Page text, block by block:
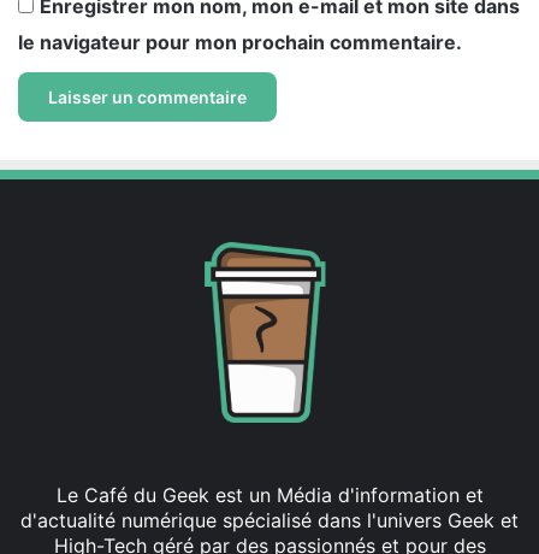
Enregistrer mon nom, mon e-mail et mon site dans
le navigateur pour mon prochain commentaire.
Le Café du Geek est un Média d'information et
d'actualité numérique spécialisé dans l'univers Geek et
High-Tech géré par des passionnés et pour des